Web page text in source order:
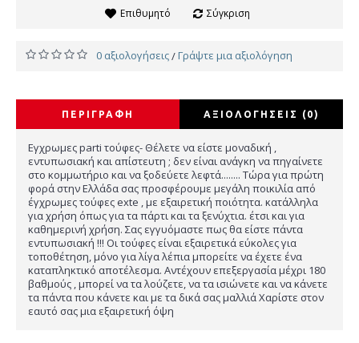
Επιθυμητό Σύγκριση
0 αξιολογήσεις/Γράψτε μια αξιολόγηση
ΠΕΡΙΓΡΑΦΉ ΑΞΙΟΛΟΓΉΣΕΙΣ (0)
Εγχρωμες parti τούφες- Θέλετε να είστε μοναδική ,
εντυπωσιακή και απίστευτη ; δεν είναι ανάγκη να πηγαίνετε
στο κομμωτήριο και να ξοδεύετε λεφτά........ Τώρα για πρώτη
φορά στην Ελλάδα σας προσφέρουμε μεγάλη ποικιλία από
έγχρωμες τούφες exte , με εξαιρετική ποιότητα. κατάλληλα
για χρήση όπως για τα πάρτι και τα ξενύχτια. έτσι και για
καθημερινή χρήση. Σας εγγυόμαστε πως θα είστε πάντα
εντυπωσιακή !!! Οι τούφες είναι εξαιρετικά εύκολες για
τοποθέτηση, μόνο για λίγα λέπια μπορείτε να έχετε ένα
καταπληκτικό αποτέλεσμα. Αντέχουν επεξεργασία μέχρι 180
βαθμούς , μπορεί να τα λούζετε, να τα ισιώνετε και να κάνετε
τα πάντα που κάνετε και με τα δικά σας μαλλιά Χαρίστε στον
εαυτό σας μια εξαιρετική όψη